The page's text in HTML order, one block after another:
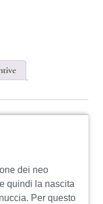
dei neo
quindi la nascita
Per questo